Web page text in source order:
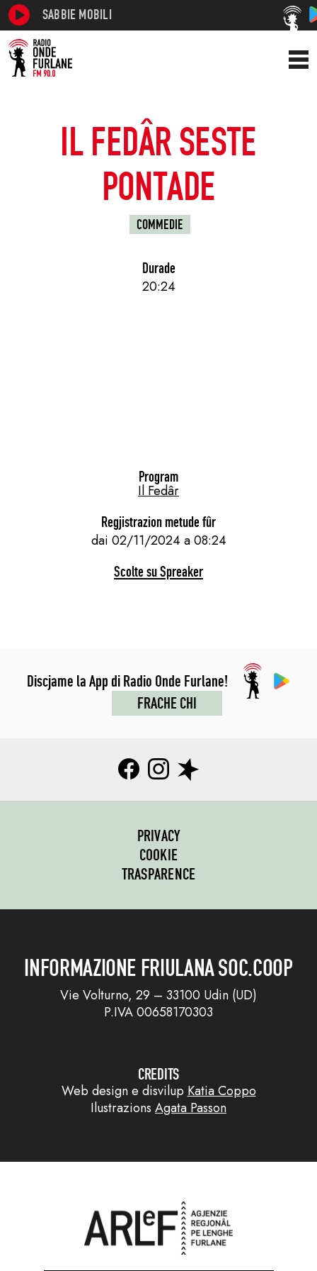
SABBIE MOBILI
IL FEDÂR SESTE
PONTADE
COMMEDIE
Durade
20:24
Program
Il Fedâr
Regjistrazion metude fûr
dai 02/11/2024 a 08:24
Scolte su Spreaker
Discjame la App di Radio Onde Furlane!
FRACHE CHI
PRIVACY
COOKIE
TRASPARENCE
INFORMAZIONE FRIULANA SOC.COOP
Vie Volturno, 29 – 33100 Udin (UD)
P.IVA 00658170303
CREDITS
Web design e disvilup Katia Coppo
Ilustrazions Agata Passon